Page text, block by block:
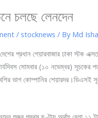
চলছে লেনদেন
/ stocknews / By Md
প্রধান শেয়ারবাজার ঢাকা স্টক
সোমবার (১০ নভেম্বর) সূচকের
ভাগ কোম্পানির শেয়ারদর।ডিএসই